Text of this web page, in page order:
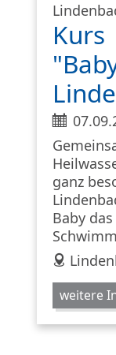
Kurs
ticket
ganz
Baby
address
weitere